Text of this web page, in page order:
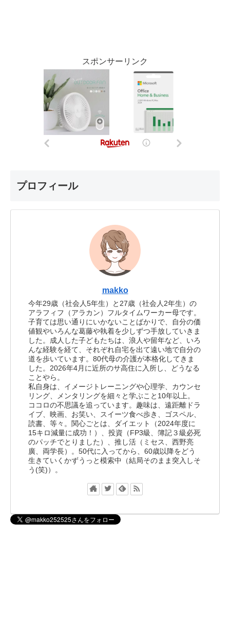
スポンサーリンク
プロフィール
makko
今年29歳（社会人5年生）と27歳（社会人2年生）の
アラフィフ（アラカン）フルタイムワーカー母です。
子育ては思い通りにいかないことばかりで、自分の価
値観やいろんな葛藤や執着を少しずつ手放していきま
した。成人した子どもたちは、浪人や留年など、いろ
んな経験を経て、それぞれ自宅を出て遠い地で自分の
道を歩いています。80代母の介護が本格化してきま
した。2026年4月に近所のサ高住に入所し、どうなる
ことやら。
私自身は、イメージトレーニングや心理学、カウンセ
リング、メンタリングを細々と学ぶこと10年以上。
ココロの不思議を追っています。趣味は、遠距離ドラ
イブ、映画、お笑い、スイーツ食べ歩き、ゴスペル、
読書、等々。関心ごとは、ダイエット（2024年度に
15キロ減量に成功！）、投資（FP3級、簿記３級必死
のパッチでとりました）、推し活（ミセス、西野亮
廣、両学長）。50代に入ってから、60歳以降をどう
生きていくかずうっと模索中（結局そのまま突入しそ
う(笑)）。